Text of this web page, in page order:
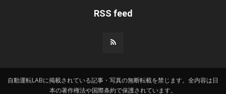
RSS feed
自動運転LABに掲載されている記事・写真の無断転載を禁じます。全内容は日
本の著作権法や国際条約で保護されています。